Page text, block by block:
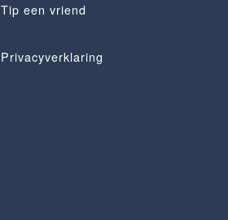
Tip een vriend
Privacyverklaring